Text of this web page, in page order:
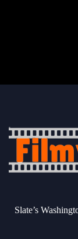
Slate’s